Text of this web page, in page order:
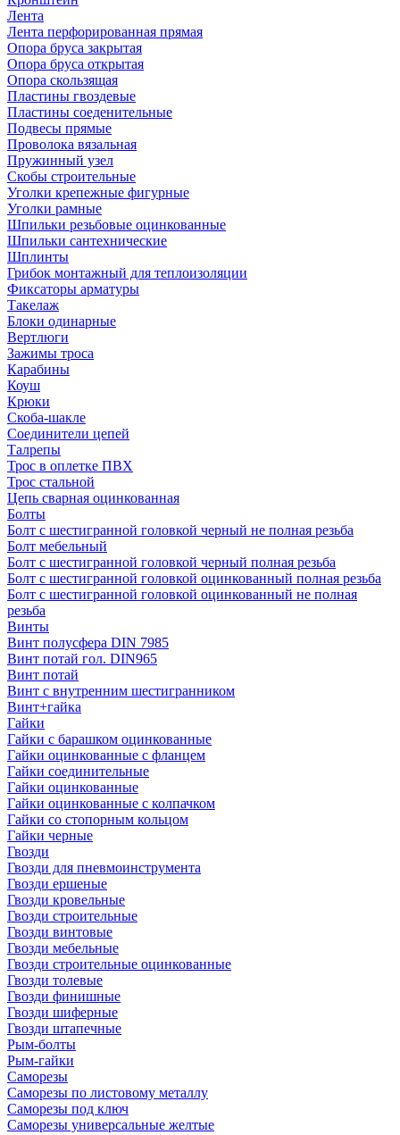
Лента
Лента перфорированная прямая
Опора бруса закрытая
Опора бруса открытая
Опора скользящая
Пластины гвоздевые
Пластины соеденительные
Подвесы прямые
Проволока вязальная
Пружинный узел
Скобы строительные
Уголки крепежные фигурные
Уголки рамные
Шпильки резьбовые оцинкованные
Шпильки сантехнические
Шплинты
Грибок монтажный для теплоизоляции
Фиксаторы арматуры
Такелаж
Блоки одинарные
Вертлюги
Зажимы троса
Карабины
Коуш
Крюки
Скоба-шакле
Соединители цепей
Талрепы
Трос в оплетке ПВХ
Трос стальной
Цепь сварная оцинкованная
Болты
Болт с шестигранной головкой черный не полная резьба
Болт мебельный
Болт с шестигранной головкой черный полная резьба
Болт с шестигранной головкой оцинкованный полная резьба
Болт с шестигранной головкой оцинкованный не полная
резьба
Винты
Винт полусфера DIN 7985
Винт потай гол. DIN965
Винт потай
Винт с внутренним шестигранником
Винт+гайка
Гайки
Гайки с барашком оцинкованные
Гайки оцинкованные с фланцем
Гайки соединительные
Гайки оцинкованные
Гайки оцинкованные с колпачком
Гайки со стопорным кольцом
Гайки черные
Гвозди
Гвозди для пневмоинструмента
Гвозди ершеные
Гвозди кровельные
Гвозди строительные
Гвозди винтовые
Гвозди мебельные
Гвозди строительные оцинкованные
Гвозди толевые
Гвозди финишные
Гвозди шиферные
Гвозди штапечные
Рым-болты
Рым-гайки
Саморезы
Саморезы по листовому металлу
Саморезы под ключ
Саморезы универсальные желтые